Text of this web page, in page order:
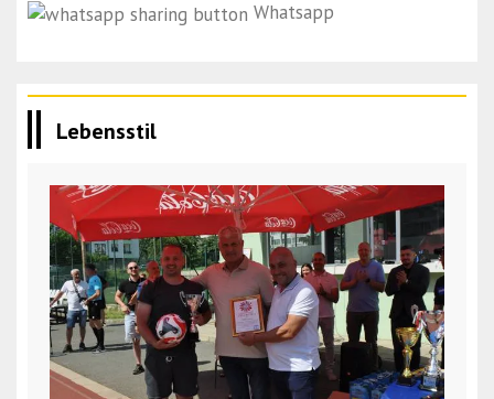
Whatsapp
Lebensstil